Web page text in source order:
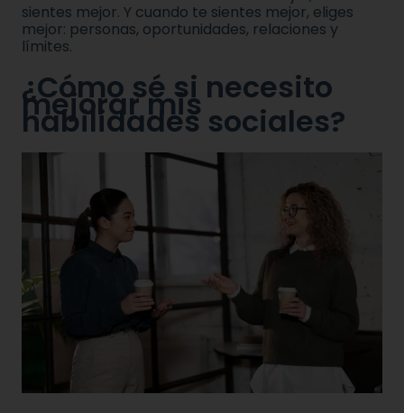
sientes mejor. Y cuando te sientes mejor, eliges
mejor: personas, oportunidades, relaciones y
límites.
¿Cómo sé si necesito
mejorar mis
habilidades sociales?